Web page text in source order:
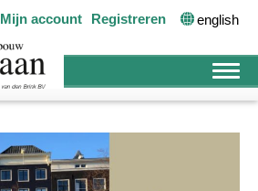
Mijn account Registreren english